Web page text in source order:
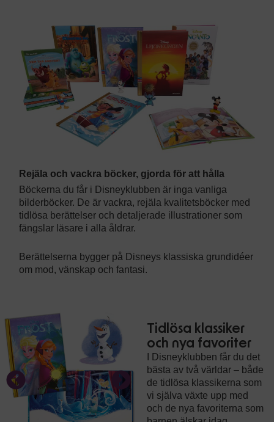
Rejäla och vackra böcker, gjorda för att hålla
Böckerna du får i Disneyklubben är inga vanliga
bilderböcker. De är vackra, rejäla kvalitetsböcker med
tidlösa berättelser och detaljerade illustrationer som
fängslar läsare i alla åldrar.
Berättelserna bygger på Disneys klassiska grundidéer
om mod, vänskap och fantasi.
Tidlösa klassiker
och nya favoriter
I Disneyklubben får du det
bästa av två världar – både
de tidlösa klassikerna som
vi själva växte upp med
och de nya favoriterna som